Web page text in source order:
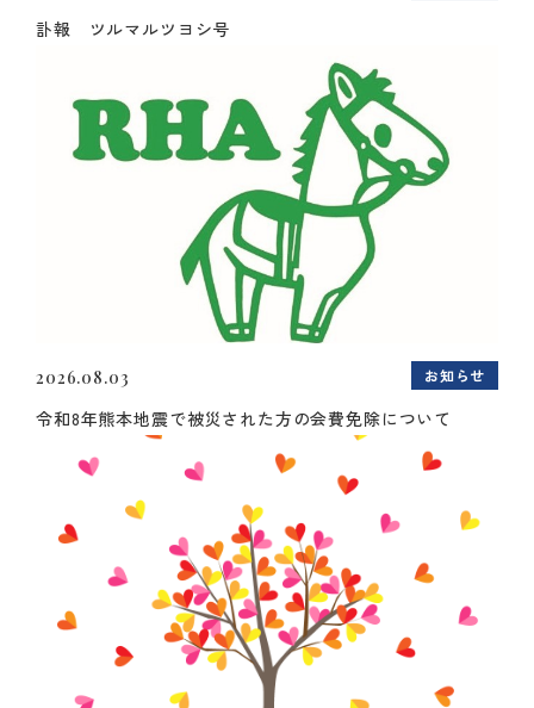
訃報 ツルマルツヨシ号
2026.08.03 お知らせ
令和8年熊本地震で被災された方の会費免除について